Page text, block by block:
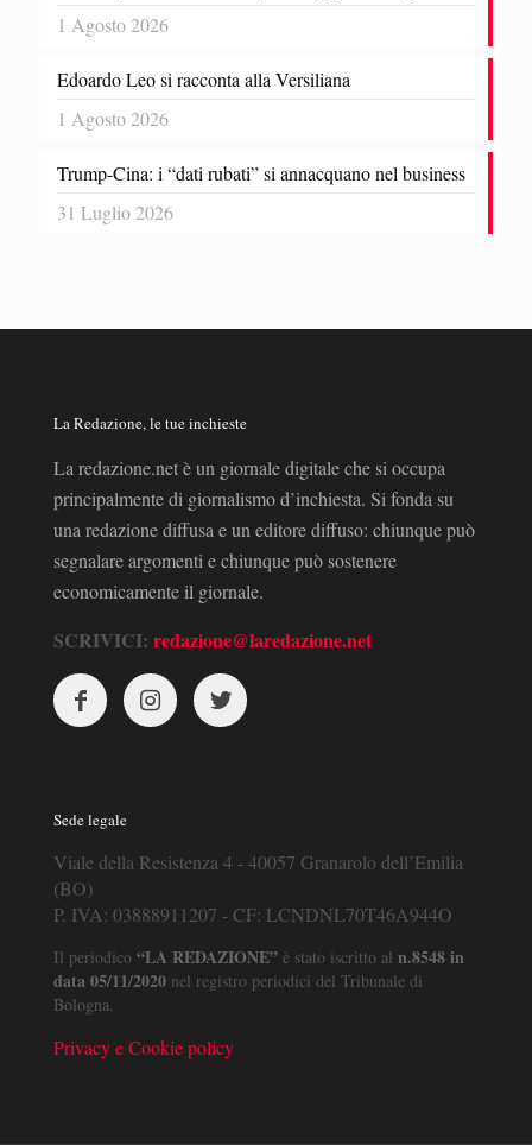
1 Agosto 2026
Edoardo Leo si racconta alla Versiliana
1 Agosto 2026
Trump-Cina: i “dati rubati” si annacquano nel business
31 Luglio 2026
La Redazione, le tue inchieste
La redazione.net è un giornale digitale che si occupa
principalmente di giornalismo d’inchiesta. Si fonda su
una redazione diffusa e un editore diffuso: chiunque può
segnalare argomenti e chiunque può sostenere
economicamente il giornale.
SCRIVICI: redazione@laredazione.net
Sede legale
Viale della Resistenza 4 - 40057 Granarolo dell’Emilia
(BO)
P. IVA: 03888911207 - CF: LCNDNL70T46A944O
Il periodico “LA REDAZIONE” è stato iscritto al n.8548 in
data 05/11/2020 nel registro periodici del Tribunale di
Bologna.
Privacy e Cookie policy